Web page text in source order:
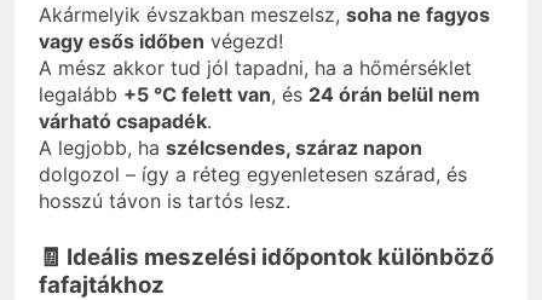
Akármelyik évszakban meszelsz, soha ne fagyos
vagy esős időben végezd!
A mész akkor tud jól tapadni, ha a hőmérséklet
legalább +5 °C felett van, és 24 órán belül nem
várható csapadék.
A legjobb, ha szélcsendes, száraz napon
dolgozol – így a réteg egyenletesen szárad, és
hosszú távon is tartós lesz.
🧾 Ideális meszelési időpontok különböző
fafajtákhoz